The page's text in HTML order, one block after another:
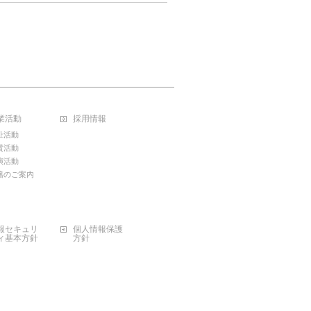
活動
活動
活動
活動
のご案内
採用情報
セキュリ
基本方針
個人情報保護
方針